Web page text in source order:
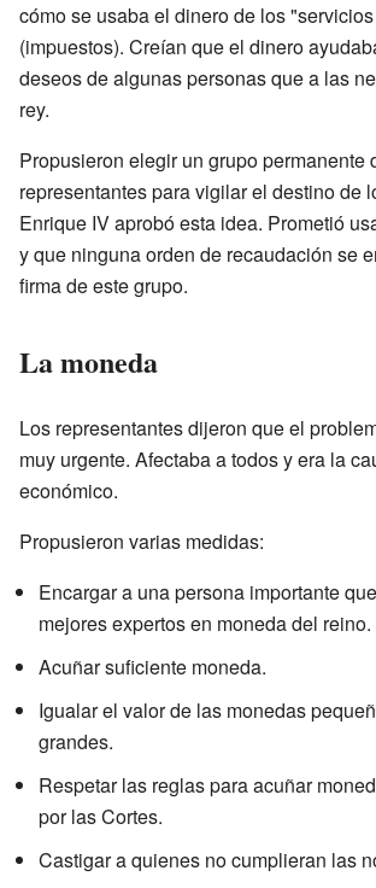
cómo se usaba el dinero de los
(impuestos). Creían que el dinero
deseos de algunas personas que a las
rey.
Propusieron elegir un grupo permanente
representantes para vigilar el destino de
Enrique IV aprobó esta idea. Prometió
y que ninguna orden de recaudación se
firma de este grupo.
La moneda
Los representantes dijeron que el
muy urgente. Afectaba a todos y era la
económico.
Propusieron varias medidas:
Encargar a una persona importante
mejores expertos en moneda del reino.
Acuñar suficiente moneda.
Igualar el valor de las monedas
grandes.
Respetar las reglas para acuñar
por las Cortes.
Castigar a quienes no cumplieran las